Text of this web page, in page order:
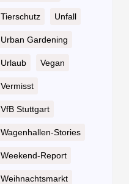
Tierschutz Unfall
Urban Gardening
Urlaub Vegan
Vermisst
VfB Stuttgart
Wagenhallen-Stories
Weekend-Report
Weihnachtsmarkt